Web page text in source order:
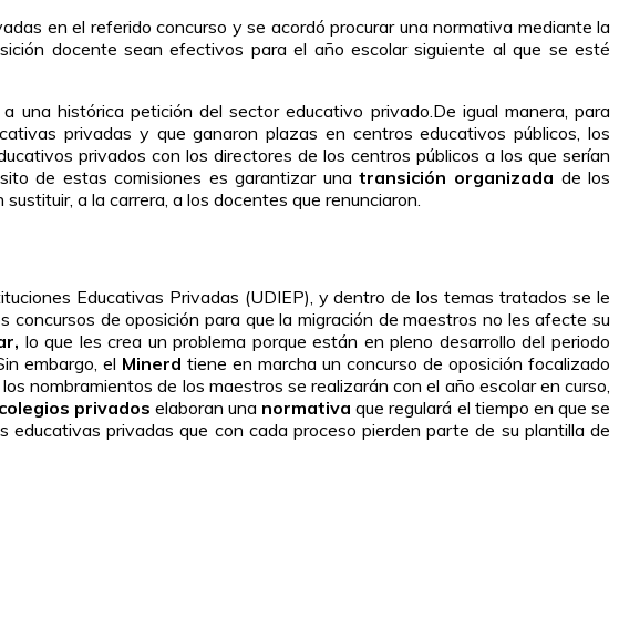
en el referido concurso y se acordó procurar una normativa mediante la
docente sean efectivos para el año escolar siguiente al que se esté
histórica petición del sector educativo privado.De igual manera, para
privadas y que ganaron plazas en centros educativos públicos, los
privados con los directores de los centros públicos a los que serían
de estas comisiones es garantizar una transición organizada de los
a la carrera, a los docentes que renunciaron.
Educativas Privadas (UDIEP), y dentro de los temas tratados se le
concursos de oposición para que la migración de maestros no les afecte su
lo que les crea un problema porque están en pleno desarrollo del periodo
embargo, el Minerd tiene en marcha un concurso de oposición focalizado
nombramientos de los maestros se realizarán con el año escolar en curso,
colegios privadoselaboran una normativaque regulará el tiempo en que se
educativas privadas que con cada proceso pierden parte de su plantilla de